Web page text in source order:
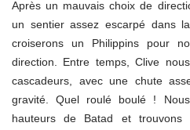
Après un mauvais choix de
un sentier assez escarpé dans
croiserons un Philippins pour
direction. Entre temps, Clive
cascadeurs, avec une chute
gravité. Quel roulé boulé !
hauteurs de Batad et